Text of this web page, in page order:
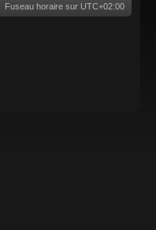
Fuseau horaire sur UTC+02:00